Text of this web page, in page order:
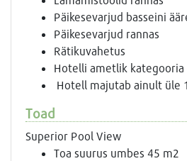
Päikesevarjud basseini
Päikesevarjud rannas
Rätikuvahetus
Hotelli ametlik kategooria
Hotell majutab ainult üle
Toad
Superior Pool View
Toa suurus umbes 45 m2